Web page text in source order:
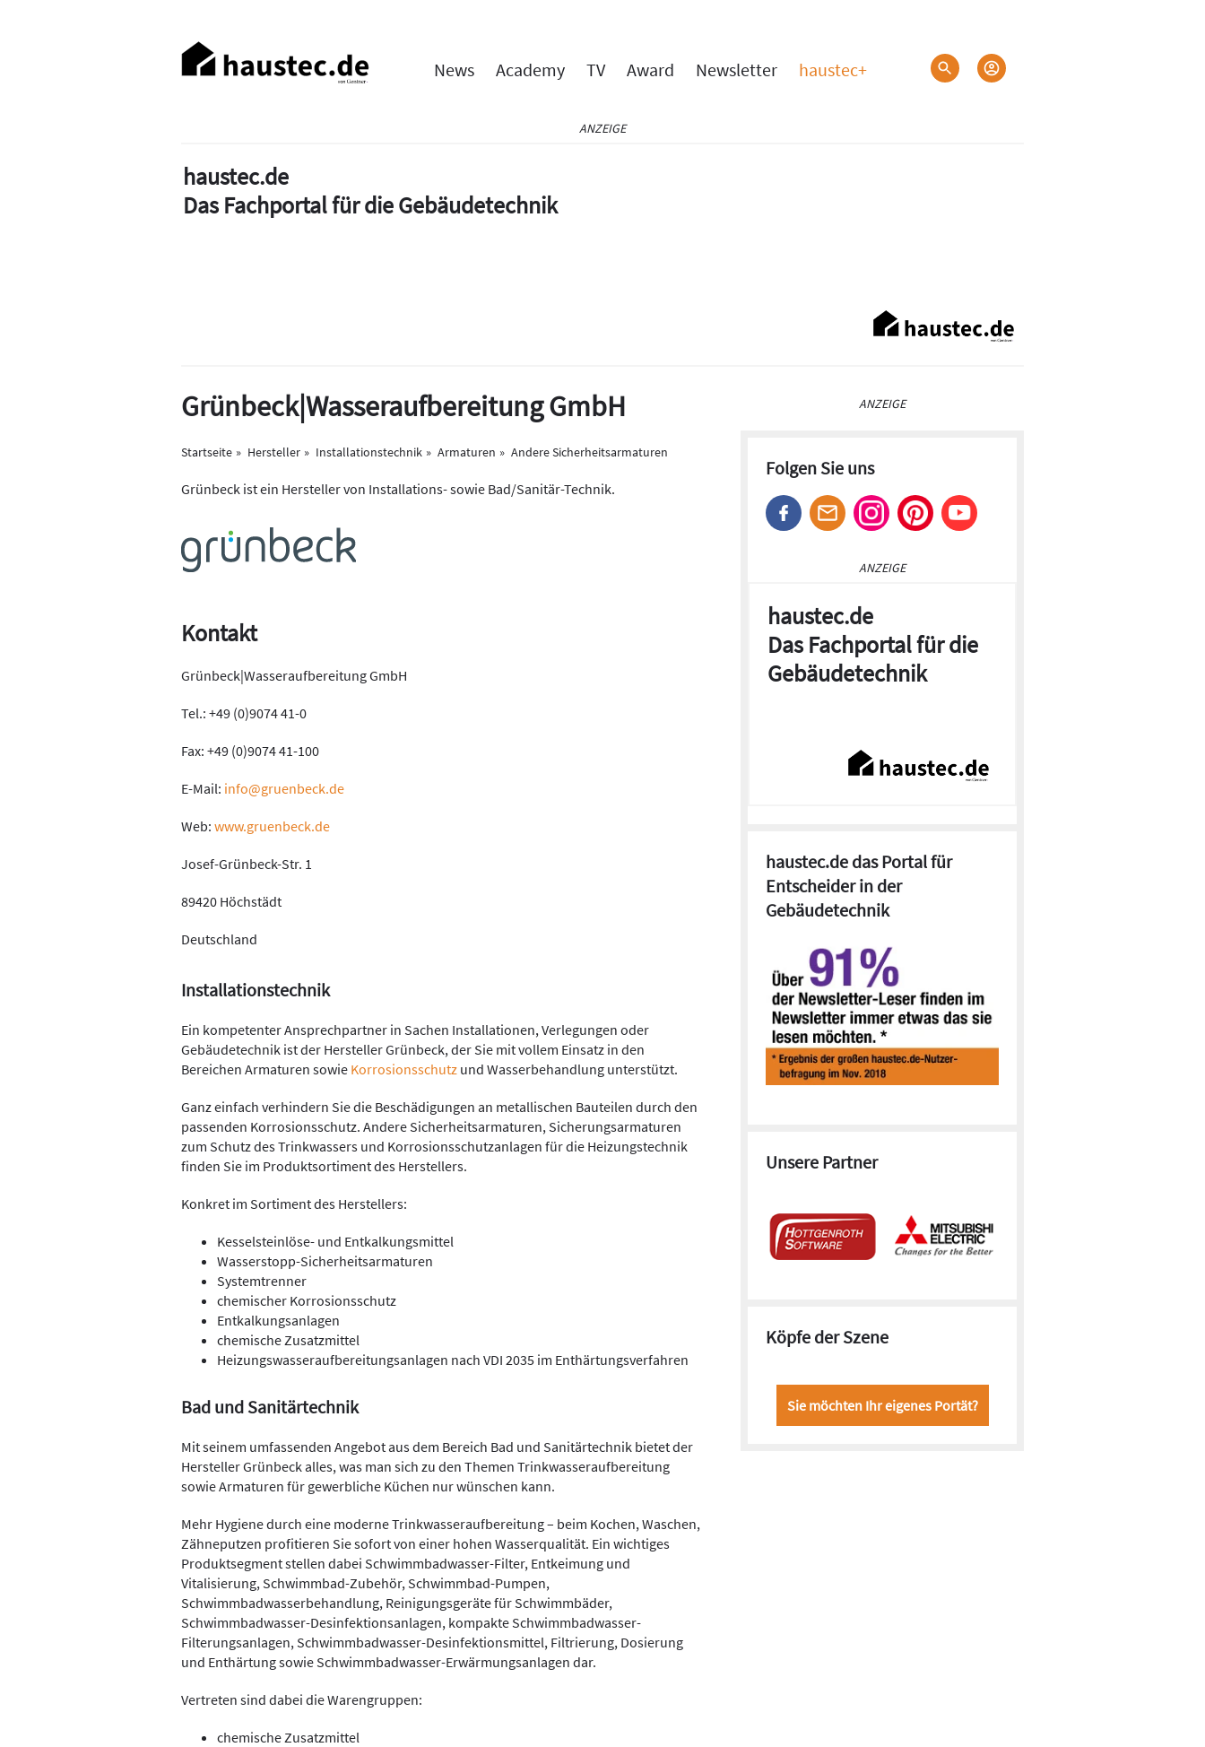
Haupt-
Navigation
News Academy TV Award Newsletter haustec+
ANZEIGE
haustec.de
Das Fachportal für die Gebäudetechnik
Grünbeck|Wasseraufbereitung GmbH
Startseite Hersteller Installationstechnik Armaturen Andere Sicherheitsarmaturen
Grünbeck ist ein Hersteller von Installations- sowie Bad/Sanitär-Technik.
Kontakt
Grünbeck|Wasseraufbereitung GmbH
Tel.: +49 (0)9074 41-0
Fax: +49 (0)9074 41-100
E-Mail: info@gruenbeck.de
Web: www.gruenbeck.de
Josef-Grünbeck-Str. 1
89420 Höchstädt
Deutschland
Installationstechnik
Ein kompetenter Ansprechpartner in Sachen Installationen, Verlegungen oder
Gebäudetechnik ist der Hersteller Grünbeck, der Sie mit vollem Einsatz in den
Bereichen Armaturen sowie Korrosionsschutz und Wasserbehandlung unterstützt.
Ganz einfach verhindern Sie die Beschädigungen an metallischen Bauteilen durch den
passenden Korrosionsschutz. Andere Sicherheitsarmaturen, Sicherungsarmaturen
zum Schutz des Trinkwassers und Korrosionsschutzanlagen für die Heizungstechnik
finden Sie im Produktsortiment des Herstellers.
Konkret im Sortiment des Herstellers:
Kesselsteinlöse- und Entkalkungsmittel
Wasserstopp-Sicherheitsarmaturen
Systemtrenner
chemischer Korrosionsschutz
Entkalkungsanlagen
chemische Zusatzmittel
Heizungswasseraufbereitungsanlagen nach VDI 2035 im Enthärtungsverfahren
Bad und Sanitärtechnik
Mit seinem umfassenden Angebot aus dem Bereich Bad und Sanitärtechnik bietet der
Hersteller Grünbeck alles, was man sich zu den Themen Trinkwasseraufbereitung
sowie Armaturen für gewerbliche Küchen nur wünschen kann.
Mehr Hygiene durch eine moderne Trinkwasseraufbereitung – beim Kochen, Waschen,
Zähneputzen profitieren Sie sofort von einer hohen Wasserqualität. Ein wichtiges
Produktsegment stellen dabei Schwimmbadwasser-Filter, Entkeimung und
Vitalisierung, Schwimmbad-Zubehör, Schwimmbad-Pumpen,
Schwimmbadwasserbehandlung, Reinigungsgeräte für Schwimmbäder,
Schwimmbadwasser-Desinfektionsanlagen, kompakte Schwimmbadwasser-
Filterungsanlagen, Schwimmbadwasser-Desinfektionsmittel, Filtrierung, Dosierung
und Enthärtung sowie Schwimmbadwasser-Erwärmungsanlagen dar.
Vertreten sind dabei die Warengruppen:
chemische Zusatzmittel
ANZEIGE
Folgen Sie uns
ANZEIGE
haustec.de
Das Fachportal für die
Gebäudetechnik
haustec.de das Portal für
Entscheider in der
Gebäudetechnik
Unsere Partner
Köpfe der Szene
Sie möchten Ihr eigenes Portät?